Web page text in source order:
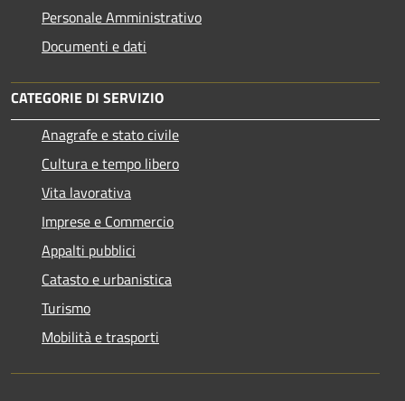
Personale Amministrativo
Documenti e dati
CATEGORIE DI SERVIZIO
Anagrafe e stato civile
Cultura e tempo libero
Vita lavorativa
Imprese e Commercio
Appalti pubblici
Catasto e urbanistica
Turismo
Mobilità e trasporti